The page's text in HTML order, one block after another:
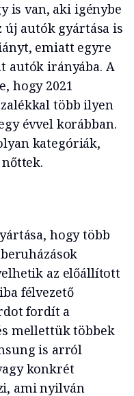
is van, aki igénybe
új autók gyártása is
emiatt egyre
autók irányába. A
hogy 2021
több ilyen
évvel korábban.
kategóriák,
hogy több
az előállított
félvezető
fordít a
mellettük többek
is arról
konkrét
ami nyilván